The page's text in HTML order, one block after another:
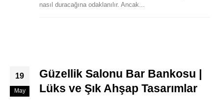
nasıl duracağına odaklanılır. Ancak...
19
May
Güzellik Salonu Bar Bankosu |
Lüks ve Şık Ahşap Tasarımlar